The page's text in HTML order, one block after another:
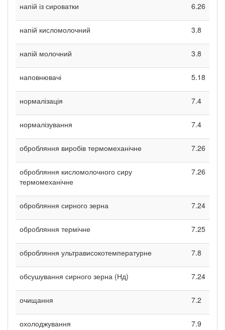
напій із сироватки 6.26
напій кисломолочний 3.8
напій молочний 3.8
наповнювачі 5.18
нормалізація 7.4
нормалізування 7.4
обробляння виробів термомеханічне 7.26
обробляння кисломолочного сиру
термомеханічне
7.26
обробляння сирного зерна 7.24
обробляння термічне 7.25
обробляння ультрависокотемпературне 7.8
обсушування сирного зерна (Нд) 7.24
очищання 7.2
охолоджування 7.9